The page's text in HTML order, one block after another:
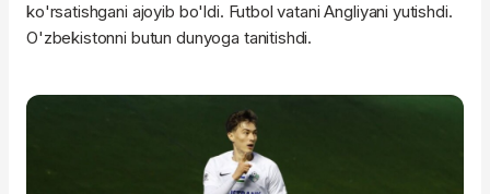
ko'rsatishgani ajoyib bo'ldi. Futbol vatani Angliyani yutishdi.
O'zbekistonni butun dunyoga tanitishdi.